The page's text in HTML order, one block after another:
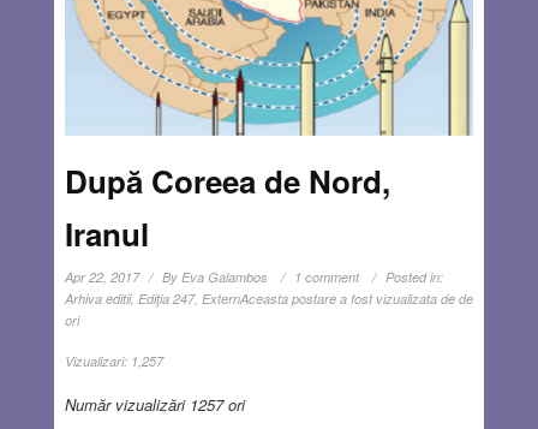
După Coreea de Nord,
Iranul
Apr 22, 2017 By Eva Galambos 1 comment
Posted in:
Arhiva editii, Ediţia 247, ExternAceasta postare a fost vizualizata de de
ori
Vizualizari: 1,257
Număr vizualizări 1257 ori